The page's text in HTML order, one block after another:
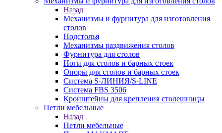
Назад
Механизмы и фурнитура для изготовления
столов
Подстолья
Механизмы раздвижения столов
Фурнитура для столов
Ноги для столов и барных стоек
Опоры для столов и барных стоек
Система S-ЛИНИЯ/S-LINE
Система FBS 3506
Кронштейны для крепления столешницы
Петли мебельные
Назад
Петли мебельные